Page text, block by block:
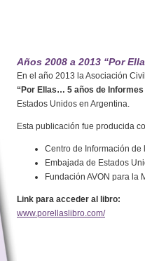
Años 2008 a 2013 “Por
En el año 2013 la Asociación
“Por Ellas… 5 años de
Estados Unidos en Argentina.
Esta publicación fue producida
Centro de Información de
Embajada de Estados
Fundación AVON para la
Link para acceder al libro:
www.porellaslibro.com/